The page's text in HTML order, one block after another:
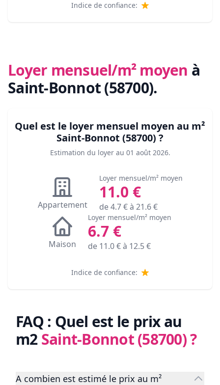
Indice de confiance:
Loyer mensuel/m² moyen à
Saint-Bonnot (58700).
Quel est le loyer mensuel moyen au m²
Saint-Bonnot (58700) ?
Estimation du loyer au 01 août 2026.
Appartement
Loyer mensuel/m² moyen
11.0 €
de4.7€ à 21.6€
Maison
Loyer mensuel/m² moyen
6.7 €
de 11.0€ à 12.5€
Indice de confiance:
FAQ : Quel est le prix au
m2Saint-Bonnot (58700)?
A combien est estimé le prix au m²